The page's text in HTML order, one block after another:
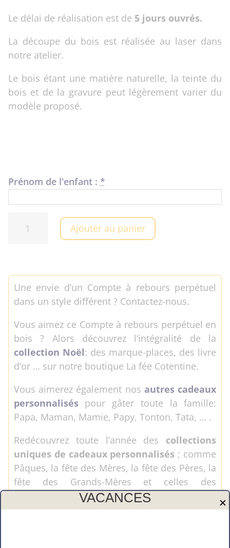
Le délai de réalisation est de 5 jours ouvrés.
La découpe du bois est réalisée au laser dans
notre atelier.
Le bois étant une matière naturelle, la teinte du
bois et de la gravure peut légèrement varier du
modèle proposé.
Prénom de l'enfant : *
rebours
perpétuel
Ajouter au panier
Une envie d’un Compte à rebours perpétuel
dans un style différent ? Contactez-nous.
Vous aimez ce Compte à rebours perpétuel en
bois ? Alors découvrez l’intégralité de la
collection Noël: des marque-places, des livre
d’or … sur notre boutique La fée Cotentine.
Vous aimerez également nos autres cadeaux
personnalisés pour gâter toute la famille:
Papa, Maman, Mamie, Papy, Tonton, Tata, … .
Redécouvrez toute l’année des collections
uniques de cadeaux personnalisés ; comme
Pâques, la fête des Mères, la fête des Pères, la
fête des Grands-Mères et celles des
VACANCES ✕